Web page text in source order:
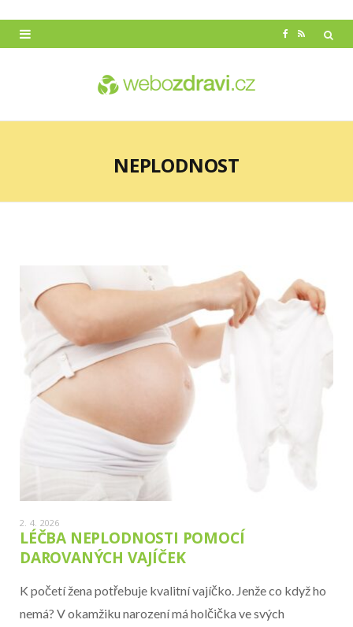
o
R
NEPLODNOST
Konec reklamy
2. 4. 2026
LÉČBA NEPLODNOSTI POMOCÍ
DAROVANÝCH VAJÍČEK
K početí žena potřebuje kvalitní vajíčko. Jenže co když ho
nemá? V okamžiku narození má holčička ve svých